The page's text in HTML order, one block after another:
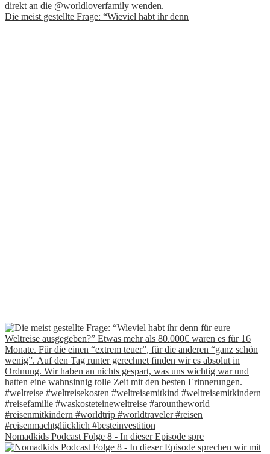
Die meist gestellte Frage: “Wieviel habt ihr denn
Nomadkids Podcast Folge 8 - In dieser Episode spre